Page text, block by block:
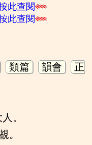
此查閱
此查閱
類篇 韻會
正
。
。